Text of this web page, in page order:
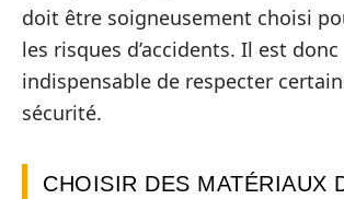
doit être soigneusement choisi
les risques d’accidents. Il est donc
indispensable de respecter
sécurité.
CHOISIR DES MATÉRIAUX